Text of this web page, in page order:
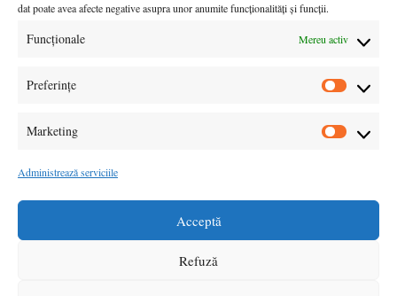
dat poate avea afecte negative asupra unor anumite funcționalități și funcții.
Funcționale Mereu activ
Preferințe
Marketing
Administrează serviciile
Acceptă
Refuză
Informații & support
Judet Gorj
Informații & support